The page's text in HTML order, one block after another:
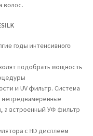
волос.
годы интенсивного
подобрать мощность
и UV фильтр. Система
а встроенный УФ фильтр
с HD дисплеем